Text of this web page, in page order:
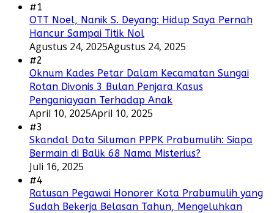
#1
OTT Noel, Nanik S. Deyang: Hidup Saya Pernah
Hancur Sampai Titik Nol
Agustus 24, 2025Agustus 24, 2025
#2
Oknum Kades Petar Dalam Kecamatan Sungai
Rotan Divonis 3 Bulan Penjara Kasus
Penganiayaan Terhadap Anak
April 10, 2025April 10, 2025
#3
Skandal Data Siluman PPPK Prabumulih: Siapa
Bermain di Balik 68 Nama Misterius?
Juli 16, 2025
#4
Ratusan Pegawai Honorer Kota Prabumulih yang
Sudah Bekerja Belasan Tahun, Mengeluhkan